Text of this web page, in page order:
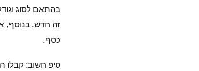
בהתאם לסוג
זה חדש. בנוסף,
כסף.
טיפ חשוב: קבלו